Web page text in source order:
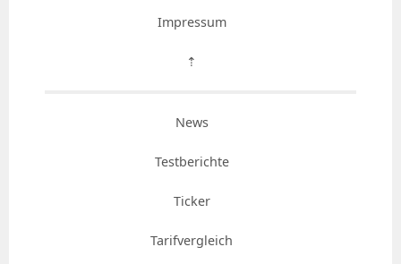
Impressum
⇡
News
Testberichte
Ticker
Tarifvergleich